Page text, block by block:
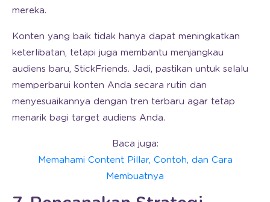
mereka.
Konten yang baik tidak hanya dapat meningkatkan
keterlibatan, tetapi juga membantu menjangkau
audiens baru, StickFriends. Jadi, pastikan untuk selalu
memperbarui konten Anda secara rutin dan
menyesuaikannya dengan tren terbaru agar tetap
menarik bagi target audiens Anda.
Baca juga:
Memahami Content Pillar, Contoh, dan Cara
Membuatnya